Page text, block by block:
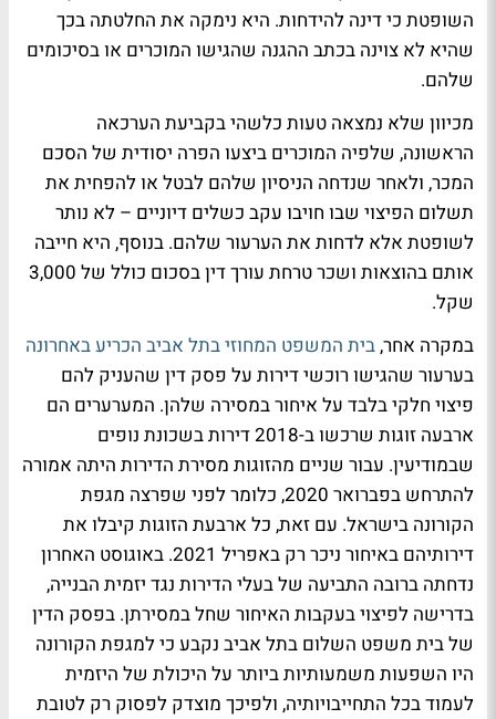
השופטת כי דינה להידחות. היא נימקה את החלטתה בכך
שהיא לא צוינה בכתב ההגנה שהגישו המוכרים או בסיכומים
שלהם.
מכיוון שלא נמצאה טעות כלשהי בקביעת הערכאה
הראשונה, שלפיה המוכרים ביצעו הפרה יסודית של הסכם
המכר, ולאחר שנדחה הניסיון שלהם לבטל או להפחית את
תשלום הפיצוי שבו חויבו עקב כשלים דיוניים – לא נותר
לשופטת אלא לדחות את הערעור שלהם. בנוסף, היא חייבה
אותם בהוצאות ושכר טרחת עורך דין בסכום כולל של 3,000
שקל.
במקרה אחר,בית המשפט המחוזי בתל אביב הכריע באחרונה
בערעור שהגישו רוכשי דירות על פסק דין שהעניק להם
פיצוי חלקי בלבד על איחור במסירה שלהן. המערערים הם
ארבעה זוגות שרכשו ב-2018 דירות בשכונת נופים
שבמודיעין. עבור שניים מהזוגות מסירת הדירות היתה אמורה
להתרחש בפברואר 2020, כלומר לפני שפרצה מגפת
הקורונה בישראל. עם זאת, כל ארבעת הזוגות קיבלו את
דירותיהם באיחור ניכר רק באפריל 2021. באוגוסט האחרון
נדחתה ברובה התביעה של בעלי הדירות נגד יזמית הבנייה,
בדרישה לפיצוי בעקבות האיחור שחל במסירתן. בפסק הדין
של בית משפט השלום בתל אביב נקבע כי למגפת הקורונה
היו השפעות משמעותיות ביותר על היכולת של היזמית
לעמוד בכל התחייבויותיה, ולפיכך מוצדק לפסוק רק לטובת